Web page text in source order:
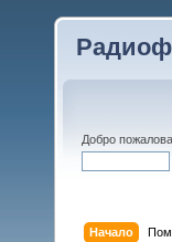
Добро
Начало